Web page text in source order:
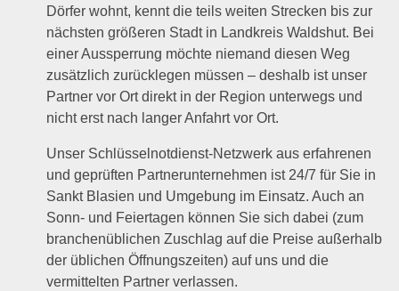
Dörfer wohnt, kennt die teils weiten Strecken bis zur
nächsten größeren Stadt in Landkreis Waldshut. Bei
einer Aussperrung möchte niemand diesen Weg
zusätzlich zurücklegen müssen – deshalb ist unser
Partner vor Ort direkt in der Region unterwegs und
nicht erst nach langer Anfahrt vor Ort.
Unser Schlüsselnotdienst-Netzwerk aus erfahrenen
und geprüften Partnerunternehmen ist 24/7 für Sie in
Sankt Blasien und Umgebung im Einsatz. Auch an
Sonn- und Feiertagen können Sie sich dabei (zum
branchenüblichen Zuschlag auf die Preise außerhalb
der üblichen Öffnungszeiten) auf uns und die
vermittelten Partner verlassen.